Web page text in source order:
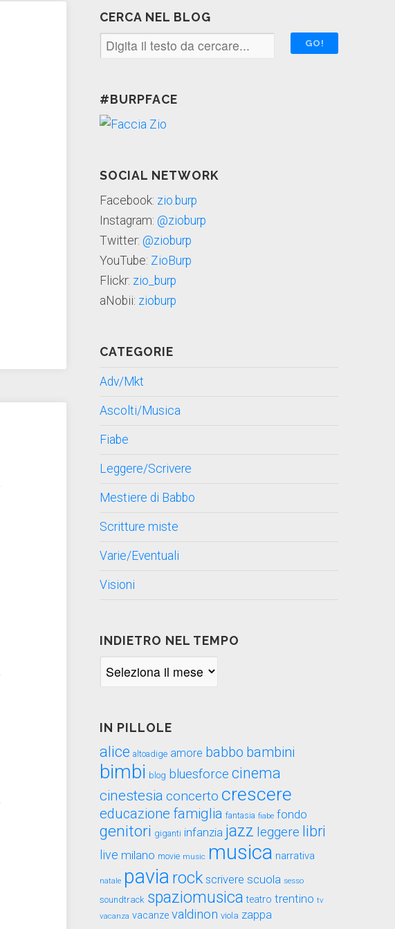
CERCA NEL BLOG
#BURPFACE
SOCIAL NETWORK
Facebook: zio.burp
Instagram: @zioburp
Twitter: @zioburp
YouTube: ZioBurp
Flickr: zio_burp
aNobii: zioburp
CATEGORIE
Adv/Mkt
Ascolti/Musica
Fiabe
Leggere/Scrivere
Mestiere di Babbo
Scritture miste
Varie/Eventuali
Visioni
INDIETRO NEL TEMPO
Indietro
IN PILLOLE
alice altoadige amore babbo bambini
bimbi blog bluesforce cinema
cinestesia concerto crescere
educazione famiglia fantasia fiabe fondo
genitori giganti infanzia jazz leggere libri
live milano movie music musica narrativa
natale pavia rock scrivere scuola sesso
soundtrack spaziomusica teatro trentino tv
vacanza vacanze valdinon viola zappa